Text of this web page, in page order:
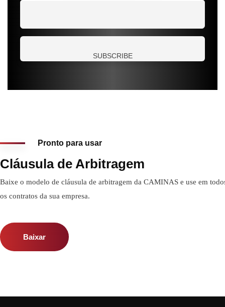
Pronto para usar
Cláusula de Arbitragem
Baixe o modelo de cláusula de arbitragem da CAMINAS e use em
os contratos da sua empresa.
Baixar